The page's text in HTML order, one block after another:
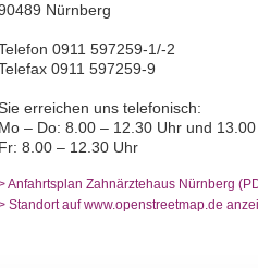
Nürnberg
0911 597259-1/-2
0911 597259-9
erreichen uns telefonisch:
Mo – Do: 8.00 – 12.30 Uhr und
Fr: 8.00 – 12.30 Uhr
Anfahrtsplan Zahnärztehaus Nürnberg
Standort auf www.openstreetmap.de